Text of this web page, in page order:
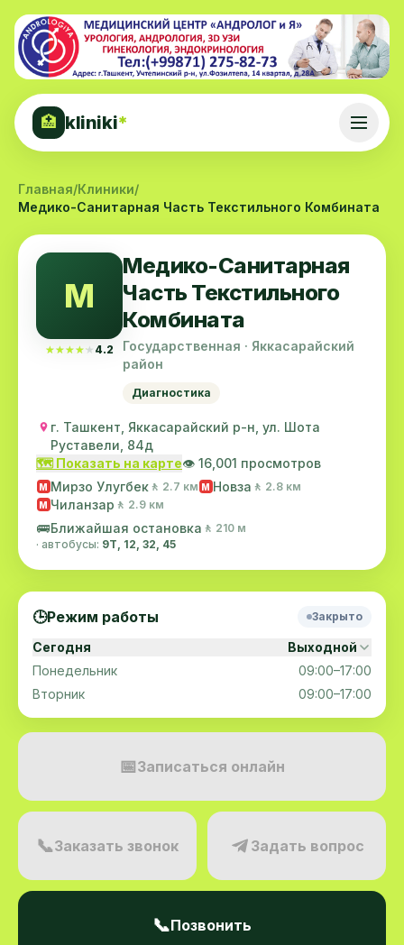
🏥 kliniki*
Главная/Клиники/
Медико-Санитарная Часть Текстильного Комбината
М
★★★★★
★★★★★ 4.2
Медико-Санитарная
Часть Текстильного
Комбината
Государственная · Яккасарайский
район
Диагностика
г. Ташкент, Яккасарайский р-н, ул. Шота
Руставели, 84д
🗺️ Показать на карте👁️ 16,001 просмотров
M Мирзо Улугбек 🚶 2.7 км M Новза 🚶 2.8 км
M Чиланзар 🚶 2.9 км
🚌Ближайшая остановка 🚶 210 м
· автобусы: 9Т, 12, 32, 45
🕒Режим работы Закрыто
Сегодня
Выходной
Понедельник
09:00–17:00
Вторник
09:00–17:00
📅Записаться онлайн
📞Заказать звонок Задать вопрос
📞Позвонить